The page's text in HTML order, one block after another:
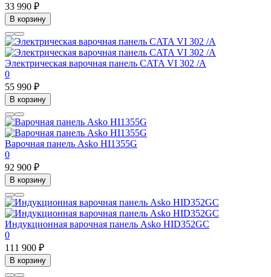
33 990 ₽
В корзину
Электрическая варочная панель CATA VI 302 /A
0
55 990 ₽
В корзину
Варочная панель Asko HI1355G
0
92 900 ₽
В корзину
Индукционная варочная панель Asko HID352GC
0
111 900 ₽
В корзину